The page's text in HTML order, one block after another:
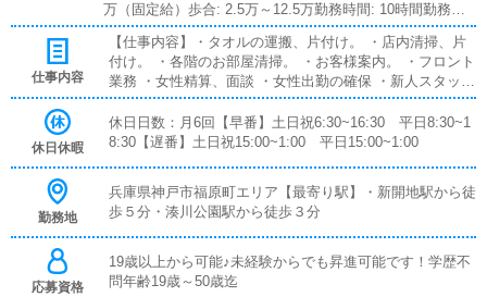
万（固定給）歩合: 2.5万～12.5万勤務時間: 10時間勤務🌟
マネージャー🌟お給料: 42万～45万（固定給）歩合: 2万～
10万勤務時間: 10時間勤務🌟マネージャー補佐🌟お給料: 3
9万～42万（固定給）歩合: 1.7万～8.7万勤務時間: 10時間
勤務🌟主任🌟お給料: 36万～38万（固定給）歩合: 2.5万～1
5.5万（固定給）歩合: 1.2万～6.2万勤務時間: 10時間勤務
🌟社員🌟お給料: 33.5万～34.5万（固定給）歩合: 1.0万～5.
0万勤務時間: 10時間勤務🌟アルバイト🌟時給: 1,100円/時
間～1,500円/時間勤務時間: 希望時間
仕事内容
【仕事内容】・タオルの運搬、⽚付け。 ・店内清掃、⽚
付け。 ・各階のお部屋清掃。 ・お客様案内。 ・フロント
業務 ・⼥性精算、⾯談 ・⼥性出勤の確保 ・新人スタッフ
育成・撮影・ネット更新作業
休日休暇
休日日数：月6回【早番】土日祝6:30~16:30 平日8:30~1
8:30【遅番】土日祝15:00~1:00 平日15:00~1:00
勤務地
兵庫県神戸市福原町エリア【最寄り駅】・新開地駅から徒
歩５分・湊川公園駅から徒歩３分
応募資格
19歳以上から可能♪未経験からでも昇進可能です！学歴不
問年齢19歳～50歳迄